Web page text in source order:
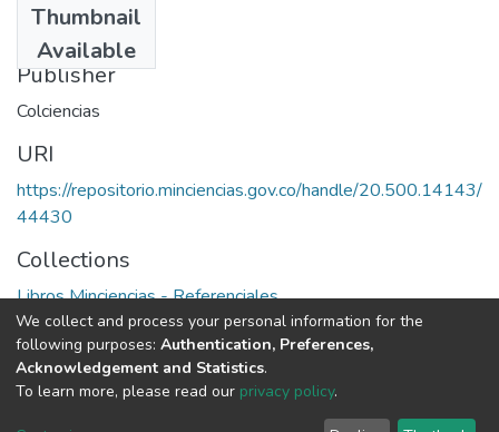
Thumbnail
Available
1983
Publisher
Colciencias
URI
https://repositorio.minciencias.gov.co/handle/20.500.14143/
44430
Collections
Libros Minciencias - Referenciales
Full item page
DSpace software copyright © 2002-2026
We collect and process your personal information for the
following purposes: Authentication, Preferences,
Acknowledgement and Statistics.
To learn more, please read our privacy policy.